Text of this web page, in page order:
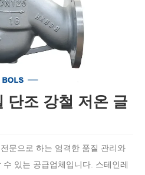
단조 강철 저온 글
문으로 하는 엄격한 품질 관리와
있는 공급업체입니다. 스테인레